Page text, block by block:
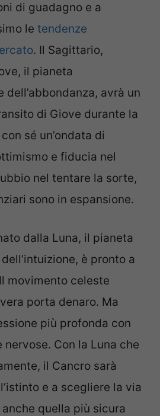
di guadagno e a
le tendenze
. Il Sagittario,
il pianeta
dell’abbondanza, avrà un
di Giove durante la
sé un’ondata di
e fiducia nel
nel tentare la sorte,
sono in espansione.
dalla Luna, il pianeta
è pronto a
movimento celeste
porta denaro. Ma
più profonda con
Con la Luna che
il Cancro sarà
e a scegliere la via
quella più sicura